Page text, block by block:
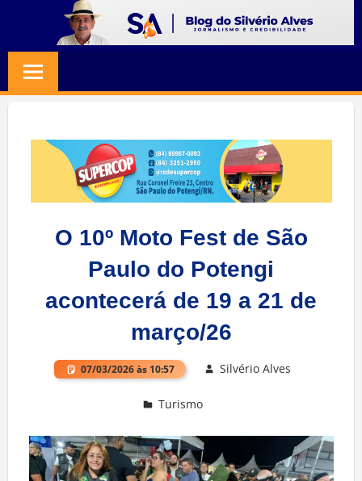
content
SILVERIO
ALVES
Jornalismo
Credibilidade
O 10º Moto Fest de São
Paulo do Potengi
acontecerá de 19 a 21 de
março/26
07/03/2026 às 10:57 Silvério Alves
Turismo